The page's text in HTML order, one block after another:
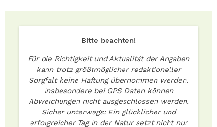
Bitte beachten!
Für die Richtigkeit und Aktualität der Angaben
kann trotz größtmöglicher redaktioneller
Sorgfalt keine Haftung übernommen werden.
Insbesondere bei GPS Daten können
Abweichungen nicht ausgeschlossen werden.
Sicher unterwegs: Ein glücklicher und
erfolgreicher Tag in der Natur setzt nicht nur